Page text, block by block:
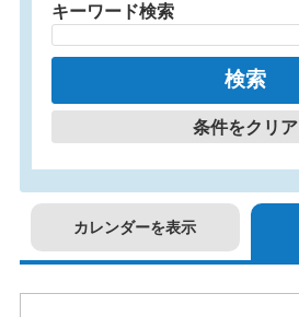
キーワード検索
条件をクリア
カレンダーを表示